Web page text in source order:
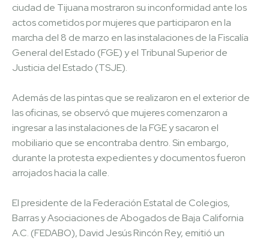
ciudad de Tijuana mostraron su inconformidad ante los
actos cometidos por mujeres que participaron en la
marcha del 8 de marzo en las instalaciones de la Fiscalía
General del Estado (FGE) y el Tribunal Superior de
Justicia del Estado (TSJE).
Además de las pintas que se realizaron en el exterior de
las oficinas, se observó que mujeres comenzaron a
ingresar a las instalaciones de la FGE y sacaron el
mobiliario que se encontraba dentro. Sin embargo,
durante la protesta expedientes y documentos fueron
arrojados hacia la calle.
El presidente de la Federación Estatal de Colegios,
Barras y Asociaciones de Abogados de Baja California
A.C. (FEDABO), David Jesús Rincón Rey, emitió un